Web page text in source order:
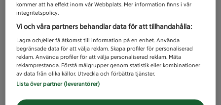
kommer att ha effekt inom vår Webbplats. Mer information finns i vår
integritetspolicy.
Vi och våra partners behandlar data för att tillhandahålla:
Lagra och/eller få åtkomst till information på en enhet. Använda
begränsade data för att välja reklam. Skapa profiler för personaliserad
reklam. Använda profiler för att välja personaliserad reklam. Mäta
reklamprestanda. Förstå målgrupper genom statistik eller kombinationer
av data från olika källor. Utveckla och förbättra tjänster.
Lista över partner (leverantörer)